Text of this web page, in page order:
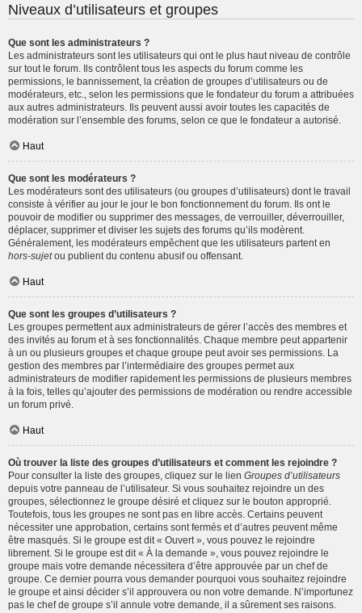
Niveaux d’utilisateurs et groupes
Que sont les administrateurs ?
Les administrateurs sont les utilisateurs qui ont le plus haut niveau de contrôle
sur tout le forum. Ils contrôlent tous les aspects du forum comme les
permissions, le bannissement, la création de groupes d’utilisateurs ou de
modérateurs, etc., selon les permissions que le fondateur du forum a attribuées
aux autres administrateurs. Ils peuvent aussi avoir toutes les capacités de
modération sur l’ensemble des forums, selon ce que le fondateur a autorisé.
Haut
Que sont les modérateurs ?
Les modérateurs sont des utilisateurs (ou groupes d’utilisateurs) dont le travail
consiste à vérifier au jour le jour le bon fonctionnement du forum. Ils ont le
pouvoir de modifier ou supprimer des messages, de verrouiller, déverrouiller,
déplacer, supprimer et diviser les sujets des forums qu’ils modèrent.
Généralement, les modérateurs empêchent que les utilisateurs partent en
hors-sujetou publient du contenu abusif ou offensant.
Haut
Que sont les groupes d’utilisateurs ?
Les groupes permettent aux administrateurs de gérer l’accès des membres et
des invités au forum et à ses fonctionnalités. Chaque membre peut appartenir
à un ou plusieurs groupes et chaque groupe peut avoir ses permissions. La
gestion des membres par l’intermédiaire des groupes permet aux
administrateurs de modifier rapidement les permissions de plusieurs membres
à la fois, telles qu’ajouter des permissions de modération ou rendre accessible
un forum privé.
Haut
Où trouver la liste des groupes d’utilisateurs et comment les rejoindre ?
Pour consulter la liste des groupes, cliquez sur le lien Groupes d’utilisateurs
depuis votre panneau de l’utilisateur. Si vous souhaitez rejoindre un des
groupes, sélectionnez le groupe désiré et cliquez sur le bouton approprié.
Toutefois, tous les groupes ne sont pas en libre accès. Certains peuvent
nécessiter une approbation, certains sont fermés et d’autres peuvent même
être masqués. Si le groupe est dit « Ouvert », vous pouvez le rejoindre
librement. Si le groupe est dit « À la demande », vous pouvez rejoindre le
groupe mais votre demande nécessitera d’être approuvée par un chef de
groupe. Ce dernier pourra vous demander pourquoi vous souhaitez rejoindre
le groupe et ainsi décider s’il approuvera ou non votre demande. N’importunez
pas le chef de groupe s’il annule votre demande, il a sûrement ses raisons.